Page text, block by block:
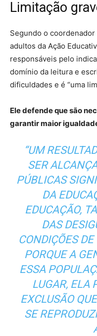
Limitação
Segundo o
adultos da Ação
responsáveis pelo
domínio da leitura e
dificuldades e é “uma
Ele defende que são
garantir maior
“UM
SER
PÚBLICAS
DA
EDUCAÇÃO,
DAS
CONDIÇÕES
PORQUE A
ESSA
LUGAR, ELA
EXCLUSÃO
SE